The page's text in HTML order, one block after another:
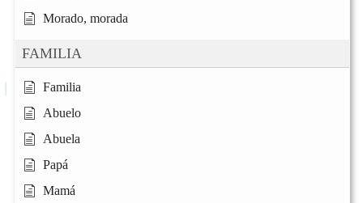
Morado, morada
FAMILIA
Familia
Abuelo
Abuela
Papá
Mamá